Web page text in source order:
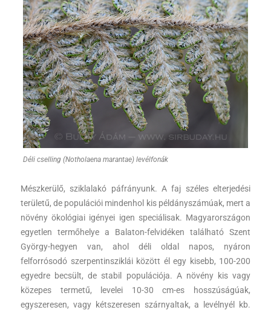
Déli cselling (Notholaena marantae) levélfonák
Mészkerülő, sziklalakó páfrányunk. A faj széles elterjedési
területű, de populációi mindenhol kis példányszámúak, mert a
növény ökológiai igényei igen speciálisak. Magyarországon
egyetlen termőhelye a Balaton-felvidéken található Szent
György-hegyen van, ahol déli oldal napos, nyáron
felforrósodó szerpentinsziklái között él egy kisebb, 100-200
egyedre becsült, de stabil populációja. A növény kis vagy
közepes termetű, levelei 10-30 cm-es hosszúságúak,
egyszeresen, vagy kétszeresen szárnyaltak, a levélnyél kb.